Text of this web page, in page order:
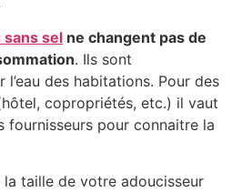
sans sel ne changent pas de
. Ils sont
des habitations. Pour des
copropriétés, etc.) il vaut
fournisseurs pour connaitre la
la taille de votre adoucisseur